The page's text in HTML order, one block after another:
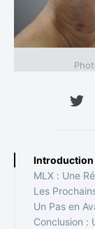
Introduction
MLX : Une
Les
Un Pas en
Conclusion :